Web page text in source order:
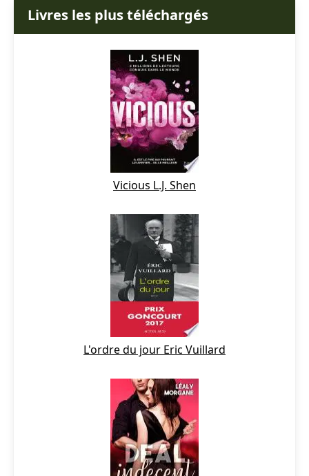
Livres les plus téléchargés
Vicious L.J. Shen
L'ordre du jour Eric Vuillard